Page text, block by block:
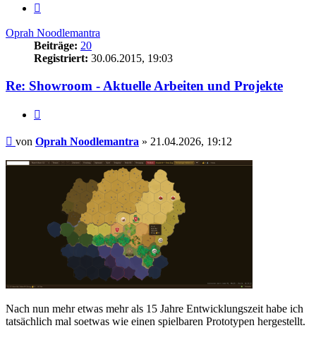
Oprah Noodlemantra
Beiträge: 20
Registriert: 30.06.2015, 19:03
Re: Showroom - Aktuelle Arbeiten und Projekte
Beitrag
von Oprah Noodlemantra » 21.04.2026, 19:12
Nach nun mehr etwas mehr als 15 Jahre Entwicklungszeit habe ich
tatsächlich mal soetwas wie einen spielbaren Prototypen hergestellt.